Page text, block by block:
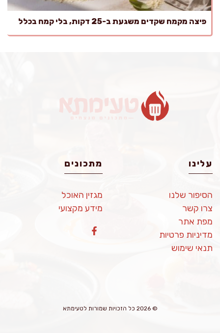
פיצה מקמח שקדים משגעת ב-25 דקות, בלי קמח בכלל
עלינו
הסיפור שלנו
צרו קשר
מפת אתר
מדיניות פרטיות
תנאי שימוש
מתכונים
מגזין האוכל
מידע מקצועי
© 2026 כל הזכויות שמורות לטעימתא